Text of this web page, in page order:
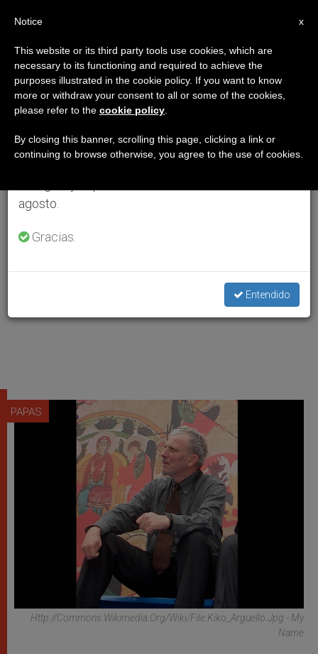
PAPAS
Http://commons.wikimedia.org/wiki/File:Kiko_Argüello.jpg - My
Name
×
Aviso importante
Del 27 de julio al 7 de agosto haremos la pausa
anual, aprovechando que en el periodo de verano
se generan menos informaciones y también el
agosto.
Gracias.
Entendido
x
Notice
This website or its third party tools use cookies, which are
necessary to its functioning and required to achieve the
purposes illustrated in the cookie policy. If you want to know
more or withdraw your consent to all or some of the cookies,
please refer to the cookie policy
By closing this banner, scrolling this page, clicking a link or
continuing to browse otherwise, you agree to the use of cookies.